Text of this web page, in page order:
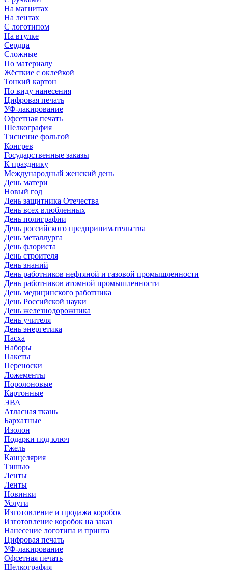
На магнитах
На лентах
С логотипом
На втулке
Сердца
Сложные
По материалу
Жёсткие с оклейкой
Тонкий картон
По виду нанесения
Цифровая печать
УФ-лакирование
Офсетная печать
Шелкография
Тиснение фольгой
Конгрев
Государственные заказы
К празднику
Международный женский день
День матери
Новый год
День защитника Отечества
День всех влюбленных
День полиграфии
День российского предпринимательства
День металлурга
День флориста
День строителя
День знаний
День работников нефтяной и газовой промышленности
День работников атомной промышленности
День медицинского работника
День Российской науки
День железнодорожника
День учителя
День энергетика
Пасха
Наборы
Пакеты
Переноски
Ложементы
Поролоновые
Картонные
ЭВА
Атласная ткань
Бархатные
Изолон
Подарки под ключ
Гжель
Канцелярия
Тишью
Ленты
Ленты
Новинки
Услуги
Изготовление и продажа коробок
Изготовление коробок на заказ
Нанесение логотипа и принта
Цифровая печать
УФ-лакирование
Офсетная печать
Шелкография